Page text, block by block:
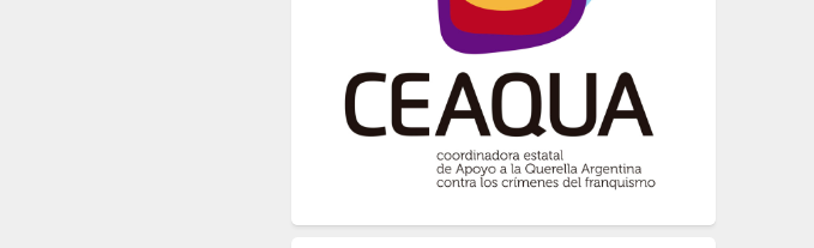
neofranquismo
(567)
Justicia Universal
Derechos Humanos
(522)
Nacionalcatolicismo
(514)